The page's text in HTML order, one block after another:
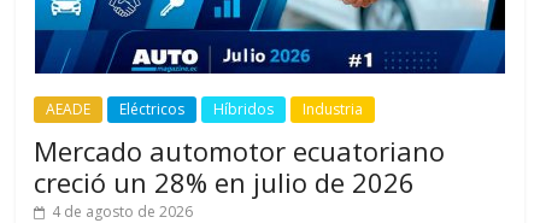
AEADE Eléctricos Híbridos Industria
Mercado automotor ecuatoriano
creció un 28% en julio de 2026
4 de agosto de 2026